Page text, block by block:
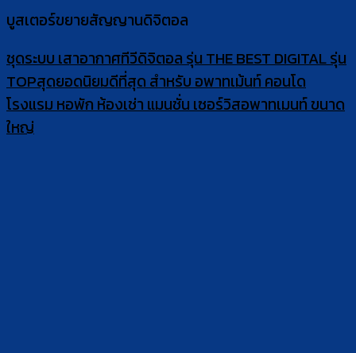
บูสเตอร์ขยายสัญญานดิจิตอล
ชุดระบบ เสาอากาศทีวีดิจิตอล รุ่น THE BEST DIGITAL รุ่น
TOPสุดยอดนิยมดีที่สุด สำหรับ อพาทเม้นท์ คอนโด
โรงแรม หอพัก ห้องเช่า แมนชั่น เซอร์วิสอพาทเมนท์ ขนาด
ใหญ่